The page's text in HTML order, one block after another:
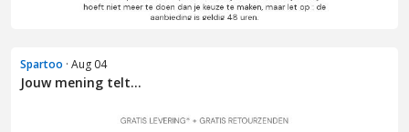
Spartoo · Aug 04
Jouw mening telt...